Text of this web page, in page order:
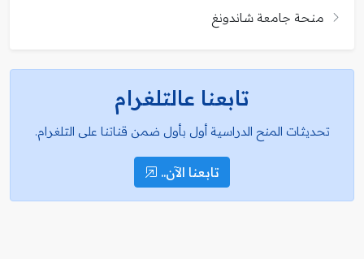
منحة جامعة شاندونغ
تابعنا عالتلغرام
تحديثات المنح الدراسية أول بأول ضمن قناتنا على التلغرام.
تابعنا الآن..